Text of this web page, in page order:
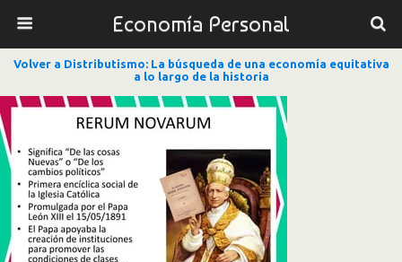
Economía Personal
Volver a Distributismo: La búsqueda de una economía equitativa
a lo largo de la historia